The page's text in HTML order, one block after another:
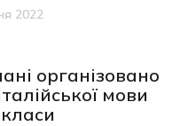
2022
організовано
мови